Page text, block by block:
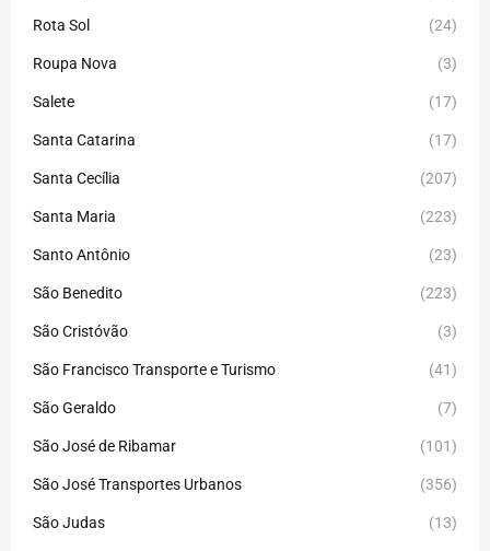
Rota Sol (24)
Roupa Nova (3)
Salete (17)
Santa Catarina (17)
Santa Cecília (207)
Santa Maria (223)
Santo Antônio (23)
São Benedito (223)
São Cristóvão (3)
São Francisco Transporte e Turismo (41)
São Geraldo (7)
São José de Ribamar (101)
São José Transportes Urbanos (356)
São Judas (13)